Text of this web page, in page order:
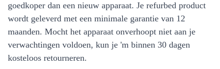
goedkoper dan een nieuw apparaat. Je refurbed product
wordt geleverd met een minimale garantie van 12
maanden. Mocht het apparaat onverhoopt niet aan je
verwachtingen voldoen, kun je 'm binnen 30 dagen
kosteloos retourneren.